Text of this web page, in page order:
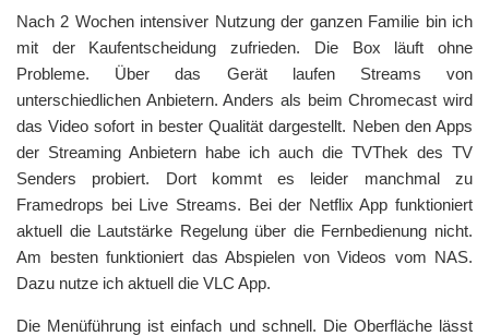
Nach 2 Wochen intensiver Nutzung der ganzen Familie bin ich
mit der Kaufentscheidung zufrieden. Die Box läuft ohne
Probleme. Über das Gerät laufen Streams von
unterschiedlichen Anbietern. Anders als beim Chromecast wird
das Video sofort in bester Qualität dargestellt. Neben den Apps
der Streaming Anbietern habe ich auch die TVThek des TV
Senders probiert. Dort kommt es leider manchmal zu
Framedrops bei Live Streams. Bei der Netflix App funktioniert
aktuell die Lautstärke Regelung über die Fernbedienung nicht.
Am besten funktioniert das Abspielen von Videos vom NAS.
Dazu nutze ich aktuell die VLC App.
Die Menüführung ist einfach und schnell. Die Oberfläche lässt